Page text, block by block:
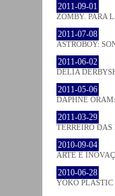
2011-09-01
ZOMBY. PARA
2011-07-08
ASTROBOY:
2011-06-02
DELIA
2011-05-06
DAPHNE
2011-03-29
TERREIRO
2010-09-04
ARTE E
2010-06-28
YOKO